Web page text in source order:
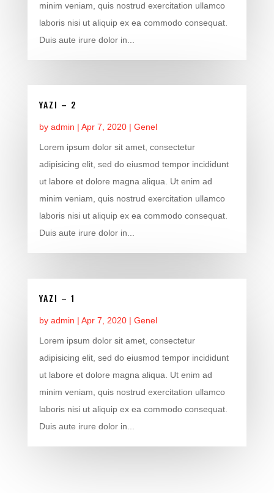
minim veniam, quis nostrud exercitation ullamco
laboris nisi ut aliquip ex ea commodo consequat.
Duis aute irure dolor in...
YAZI – 2
by admin | Apr 7, 2020| Genel
Lorem ipsum dolor sit amet, consectetur
adipisicing elit, sed do eiusmod tempor incididunt
ut labore et dolore magna aliqua. Ut enim ad
minim veniam, quis nostrud exercitation ullamco
laboris nisi ut aliquip ex ea commodo consequat.
Duis aute irure dolor in...
YAZI – 1
by admin | Apr 7, 2020| Genel
Lorem ipsum dolor sit amet, consectetur
adipisicing elit, sed do eiusmod tempor incididunt
ut labore et dolore magna aliqua. Ut enim ad
minim veniam, quis nostrud exercitation ullamco
laboris nisi ut aliquip ex ea commodo consequat.
Duis aute irure dolor in...